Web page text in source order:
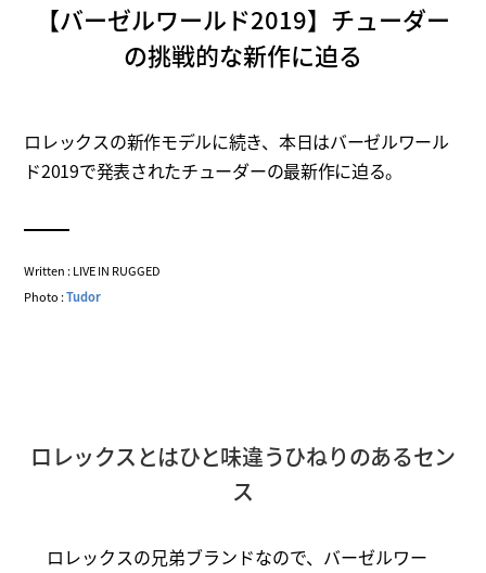
【バーゼルワールド2019】チューダー
の挑戦的な新作に迫る
ロレックスの新作モデルに続き、本日はバーゼルワール
ド2019で発表されたチューダーの最新作に迫る。
Written : LIVE IN RUGGED
Photo :Tudor
ロレックスとはひと味違うひねりのあるセン
ス
ロレックスの兄弟ブランドなので、バーゼルワー